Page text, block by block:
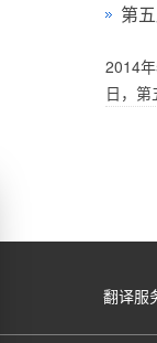
第
2014
日，
翻译服